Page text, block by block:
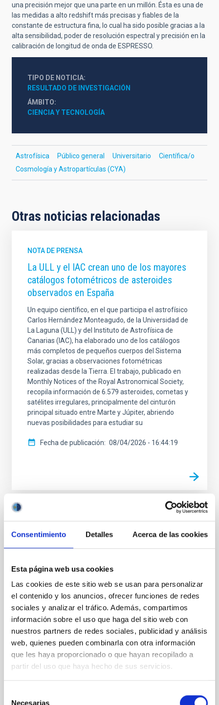
Consentimiento Detalles Acerca de las cookies
Esta página web usa cookies
Las cookies de este sitio web se usan para personalizar
el contenido y los anuncios, ofrecer funciones de redes
sociales y analizar el tráfico. Además, compartimos
información sobre el uso que haga del sitio web con
nuestros partners de redes sociales, publicidad y análisis
web, quienes pueden combinarla con otra información
que les haya proporcionado o que hayan recopilado a
partir del uso que haya hecho de sus servicios.
Necesarias
una precisión mejor que una parte en un millón. Ésta es una de
las medidas a alto redshift más precisas y fiables de la
constante de estructura fina, lo cual ha sido posible gracias a la
alta sensibilidad, poder de resolución espectral y precisión en la
calibración de longitud de onda de ESPRESSO.
TIPO DE NOTICIA
RESULTADO DE INVESTIGACIÓN
ÁMBITO
CIENCIA Y TECNOLOGÍA
Astrofísica Público general Universitario
Científica/o
Cosmología y Astropartículas (CYA)
Otras noticias relacionadas
NOTA DE PRENSA
La ULL y el IAC crean uno de los mayores
catálogos fotométricos de asteroides
observados en España
Un equipo científico, en el que participa el astrofísico
Carlos Hernández Monteagudo, de la Universidad de
La Laguna (ULL) y del Instituto de Astrofísica de
Canarias (IAC), ha elaborado uno de los catálogos
más completos de pequeños cuerpos del Sistema
Solar, gracias a observaciones fotométricas
realizadas desde la Tierra. El trabajo, publicado en
Monthly Notices of the Royal Astronomical Society,
recopila información de 6.579 asteroides, cometas y
satélites irregulares, principalmente del cinturón
principal situado entre Marte y Júpiter, abriendo
nuevas posibilidades para estudiar su
Fecha de publicación 08/04/2026 - 16:44:19
La lenta expansión de los halos de materia
oscura produce de manera natural
como las observadas
Las galaxias de masa mas pequeña tienen una
distribución de estrellas muy poco concentrada. Esta
observación es difícil de reconciliar con las
predicciones del modelo de consenso de materia
oscura. Nuestro trabajo muestra que si los halos de
materia oscura se expanden lentamente hasta
formar un centro de densidad constante, las estrellas
también se desplazan hacia afuera, produciendo
distribuciones estelares como las observadas. Este
proceso por el que los halos se expanden surge en
dándonos la posibilidad de utilizar la distribución de